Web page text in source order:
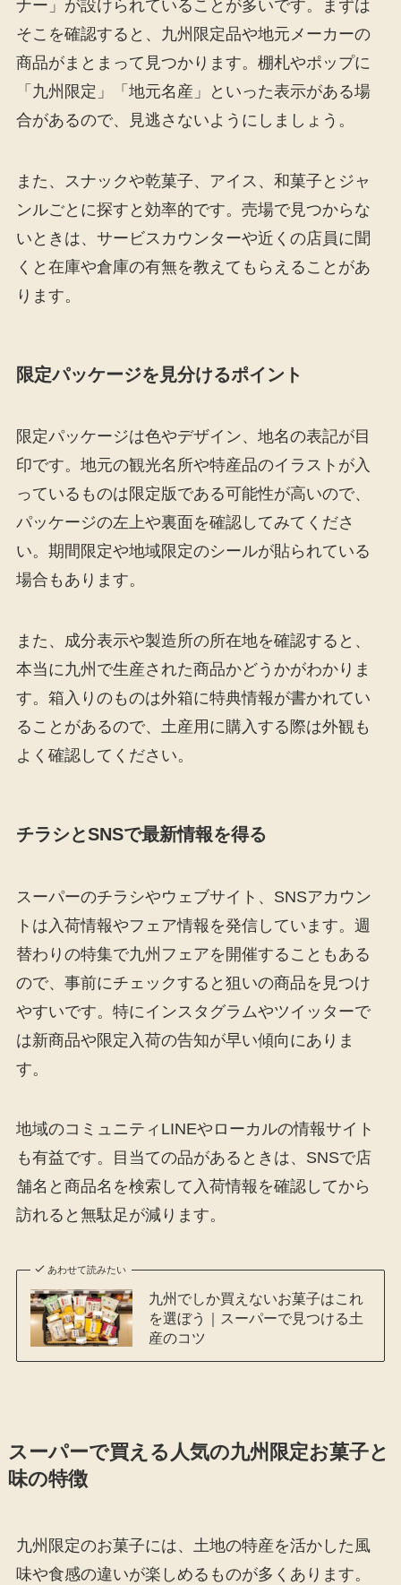
ナー」が設けられていることが多いです。まずは
そこを確認すると、九州限定品や地元メーカーの
商品がまとまって見つかります。棚札やポップに
「九州限定」「地元名産」といった表示がある場
合があるので、見逃さないようにしましょう。
また、スナックや乾菓子、アイス、和菓子とジャ
ンルごとに探すと効率的です。売場で見つからな
いときは、サービスカウンターや近くの店員に聞
くと在庫や倉庫の有無を教えてもらえることがあ
ります。
限定パッケージを見分けるポイント
限定パッケージは色やデザイン、地名の表記が目
印です。地元の観光名所や特産品のイラストが入
っているものは限定版である可能性が高いので、
パッケージの左上や裏面を確認してみてくださ
い。期間限定や地域限定のシールが貼られている
場合もあります。
また、成分表示や製造所の所在地を確認すると、
本当に九州で生産された商品かどうかがわかりま
す。箱入りのものは外箱に特典情報が書かれてい
ることがあるので、土産用に購入する際は外観も
よく確認してください。
チラシとSNSで最新情報を得る
スーパーのチラシやウェブサイト、SNSアカウン
トは入荷情報やフェア情報を発信しています。週
替わりの特集で九州フェアを開催することもある
ので、事前にチェックすると狙いの商品を見つけ
やすいです。特にインスタグラムやツイッターで
は新商品や限定入荷の告知が早い傾向にありま
す。
地域のコミュニティLINEやローカルの情報サイト
も有益です。目当ての品があるときは、SNSで店
舗名と商品名を検索して入荷情報を確認してから
訪れると無駄足が減ります。
あわせて読みたい
九州でしか買えないお菓子はこれ
を選ぼう｜スーパーで見つける土
産のコツ
スーパーで買える人気の九州限定お菓子と
味の特徴
九州限定のお菓子には、土地の特産を活かした風
味や食感の違いが楽しめるものが多くあります。